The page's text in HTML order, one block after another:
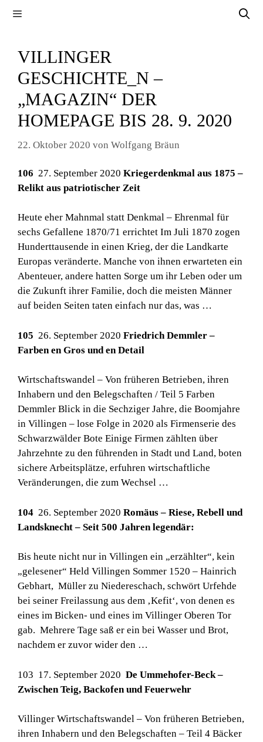
VILLINGER
GESCHICHTE_N –
„MAGAZIN“ DER
HOMEPAGE BIS 28. 9. 2020
22. Oktober 2020 von Wolfgang Bräun
106 27. September 2020 Kriegerdenkmal aus 1875 –
Relikt aus patriotischer Zeit
Heute eher Mahnmal statt Denkmal – Ehrenmal für
sechs Gefallene 1870/71 errichtet Im Juli 1870 zogen
Hunderttausende in einen Krieg, der die Landkarte
Europas veränderte. Manche von ihnen erwarteten ein
Abenteuer, andere hatten Sorge um ihr Leben oder um
die Zukunft ihrer Familie, doch die meisten Männer
auf beiden Seiten taten einfach nur das, was …
105 26. September 2020 Friedrich Demmler –
Farben en Gros und en Detail
Wirtschaftswandel – Von früheren Betrieben, ihren
Inhabern und den Belegschaften / Teil 5 Farben
Demmler Blick in die Sechziger Jahre, die Boomjahre
in Villingen – lose Folge in 2020 als Firmenserie des
Schwarzwälder Bote Einige Firmen zählten über
Jahrzehnte zu den führenden in Stadt und Land, boten
sichere Arbeitsplätze, erfuhren wirtschaftliche
Veränderungen, die zum Wechsel …
104 26. September 2020 Romäus – Riese, Rebell und
Landsknecht – Seit 500 Jahren legendär:
Bis heute nicht nur in Villingen ein „erzählter“, kein
„gelesener“ Held Villingen Sommer 1520 – Hainrich
Gebhart, Müller zu Niedereschach, schwört Urfehde
bei seiner Freilassung aus dem ‚Kefit‘, von denen es
eines im Bicken- und eines im Villinger Oberen Tor
gab. Mehrere Tage saß er ein bei Wasser und Brot,
nachdem er zuvor wider den …
103 17. September 2020 De Ummehofer-Beck –
Zwischen Teig, Backofen und Feuerwehr
Villinger Wirtschaftswandel – Von früheren Betrieben,
ihren Inhabern und den Belegschaften – Teil 4 Bäcker